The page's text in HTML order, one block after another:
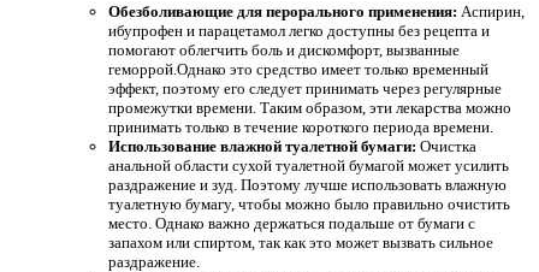
Обезболивающие для перорального применения: Аспирин,
ибупрофен и парацетамол легко доступны без рецепта и
помогают облегчить боль и дискомфорт, вызванные
геморрой.Однако это средство имеет только временный
эффект, поэтому его следует принимать через регулярные
промежутки времени. Таким образом, эти лекарства можно
принимать только в течение короткого периода времени.
Использование влажной туалетной бумаги: Очистка
анальной области сухой туалетной бумагой может усилить
раздражение и зуд. Поэтому лучше использовать влажную
туалетную бумагу, чтобы можно было правильно очистить
место. Однако важно держаться подальше от бумаги с
запахом или спиртом, так как это может вызвать сильное
раздражение.